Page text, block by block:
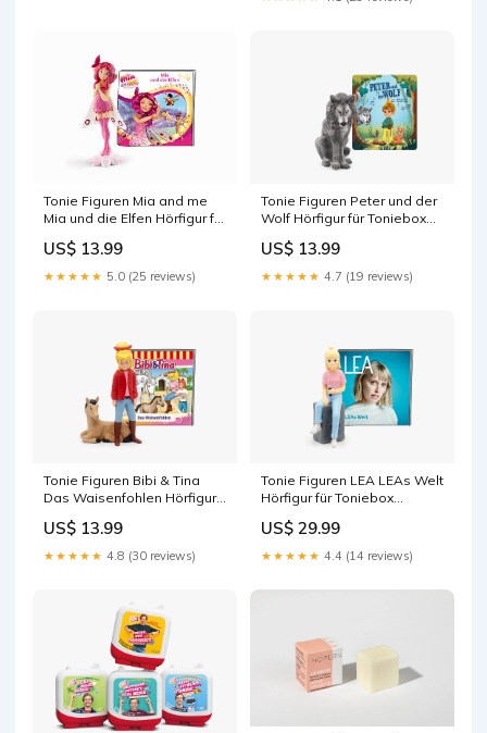
Tonie Figuren Mia and me
Mia und die Elfen Hörfigur für
US$ 13.99
★★★★★ 5.0 (25 reviews)
Tonie Figuren Peter und der
Wolf Hörfigur für Toniebox
US$ 13.99
★★★★★ 4.7 (19 reviews)
Tonie Figuren Bibi & Tina
Das Waisenfohlen Hörfigur
Figur
US$ 13.99
★★★★★ 4.8 (30 reviews)
Tonie Figuren LEA LEAs Welt
Hörfigur für Toniebox
US$ 29.99
★★★★★ 4.4 (14 reviews)